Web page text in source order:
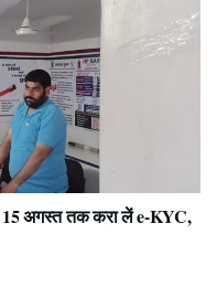
अगस्त तक करा लें e-KYC,